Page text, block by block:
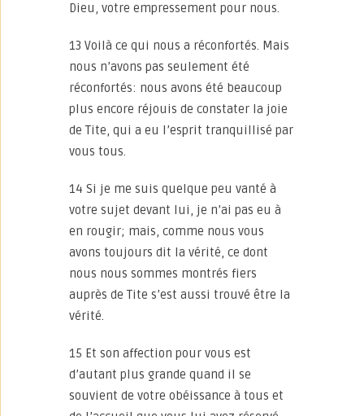
Dieu, votre empressement pour nous.
13 Voilà ce qui nous a réconfortés. Mais
nous n’avons pas seulement été
réconfortés: nous avons été beaucoup
plus encore réjouis de constater la joie
de Tite, qui a eu l’esprit tranquillisé par
vous tous.
14 Si je me suis quelque peu vanté à
votre sujet devant lui, je n’ai pas eu à
en rougir; mais, comme nous vous
avons toujours dit la vérité, ce dont
nous nous sommes montrés fiers
auprès de Tite s’est aussi trouvé être la
vérité.
15 Et son affection pour vous est
d’autant plus grande quand il se
souvient de votre obéissance à tous et